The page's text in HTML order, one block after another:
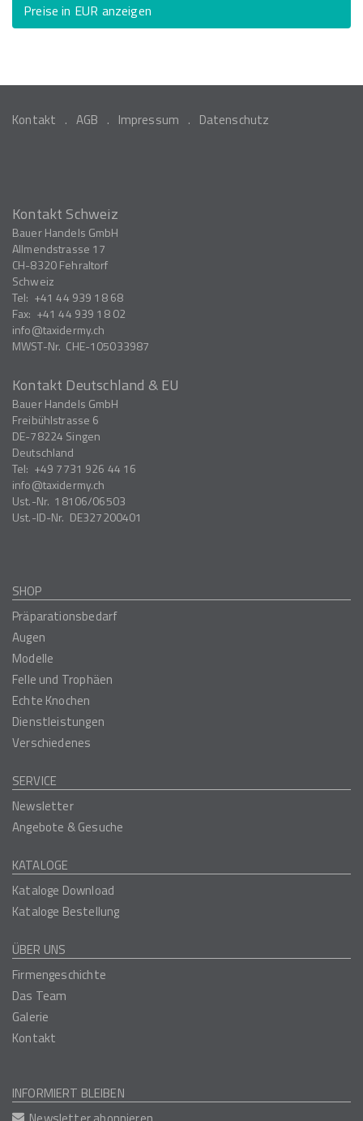
Preise in EUR anzeigen
Kontakt AGB Impressum Datenschutz
Kontakt Schweiz
Bauer Handels GmbH
Allmendstrasse 17
CH-8320Fehraltorf
Schweiz
Tel: +41 44 939 18 68
Fax: +41 44 939 18 02
info
taxidermy.ch
MWST-Nr. CHE-105033987
Kontakt Deutschland & EU
Bauer Handels GmbH
Freibühlstrasse 6
DE-78224 Singen
Deutschland
Tel: +49 7731 926 44 16
info
taxidermy.ch
Ust.-Nr. 18106/06503
Ust.-ID-Nr. DE327200401
SHOP
Präparationsbedarf
Augen
Modelle
Felle und Trophäen
Echte Knochen
Dienstleistungen
Verschiedenes
SERVICE
Newsletter
Angebote & Gesuche
KATALOGE
Kataloge Download
Kataloge Bestellung
ÜBER UNS
Firmengeschichte
Das Team
Galerie
Kontakt
INFORMIERT BLEIBEN